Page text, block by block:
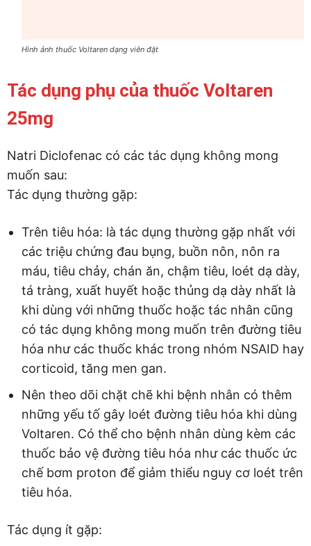
Hình ảnh thuốc Voltaren dạng viên đặt
Tác dụng phụ của thuốc Voltaren
25mg
Natri Diclofenac có các tác dụng không mong
muốn sau:
Tác dụng thường gặp:
Trên tiêu hóa: là tác dụng thường gặp nhất với
các triệu chứng đau bụng, buồn nôn, nôn ra
máu, tiêu chảy, chán ăn, chậm tiêu, loét dạ dày,
tá tràng, xuất huyết hoặc thủng dạ dày nhất là
khi dùng với những thuốc hoặc tác nhân cũng
có tác dụng không mong muốn trên đường tiêu
hóa như các thuốc khác trong nhóm NSAID hay
corticoid, tăng men gan.
Nên theo dõi chặt chẽ khi bệnh nhân có thêm
những yếu tố gây loét đường tiêu hóa khi dùng
Voltaren. Có thể cho bệnh nhân dùng kèm các
thuốc bảo vệ đường tiêu hóa như các thuốc ức
chế bơm proton để giảm thiểu nguy cơ loét trên
tiêu hóa.
Tác dụng ít gặp: